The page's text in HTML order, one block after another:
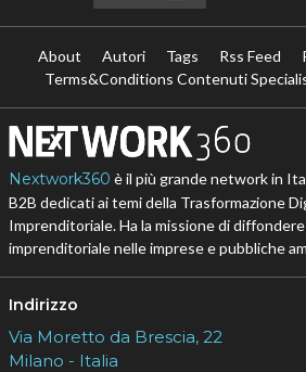
About Autori Tags Rss Feed
Terms&Conditions Contenuti
Nextwork360 è il più grande network in
B2B dedicati ai temi della Trasformazione
Imprenditoriale. Ha la missione di
imprenditoriale nelle imprese e pubbliche
Indirizzo
Via Moretto da Brescia, 22
Milano - Italia